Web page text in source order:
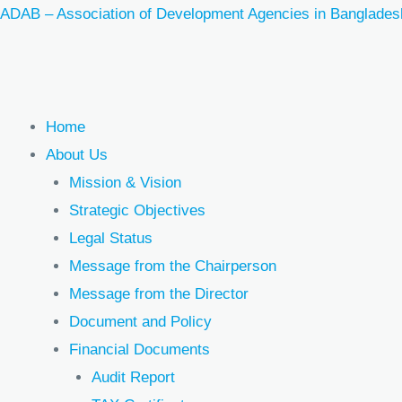
Skip
ADAB – Association of Development Agencies in
Menu
Home
About Us
Mission & Vision
Strategic Objectives
Legal Status
Message from the Chairperson
Message from the Director
Document and Policy
Financial Documents
Audit Report